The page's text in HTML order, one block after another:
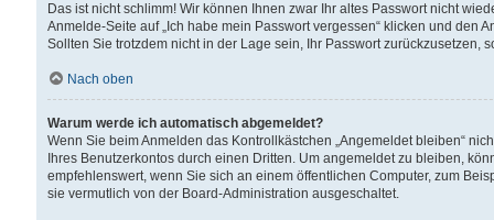
Das ist nicht schlimm! Wir können Ihnen zwar Ihr altes Passwort nicht
Anmelde-Seite auf „Ich habe mein Passwort vergessen“ klicken und
Sollten Sie trotzdem nicht in der Lage sein, Ihr Passwort zurückzusetzen,
Nach oben
Warum werde ich automatisch abgemeldet?
Wenn Sie beim Anmelden das Kontrollkästchen „Angemeldet bleiben“
Ihres Benutzerkontos durch einen Dritten. Um angemeldet zu bleiben,
empfehlenswert, wenn Sie sich an einem öffentlichen Computer, zum
sie vermutlich von der Board-Administration ausgeschaltet.